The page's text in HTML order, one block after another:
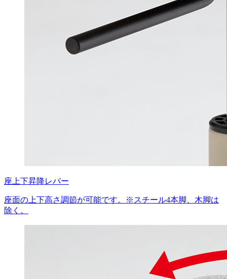
座上下昇降レバー
座面の上下高さ調節が可能です。※スチール4本脚、木脚は
除く。